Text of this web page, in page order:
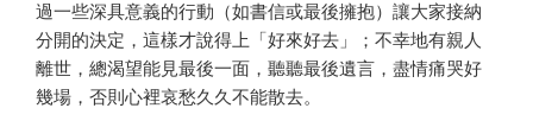
過一些深具意義的行動（如書信或最後擁抱）讓大家接納
分開的決定，這樣才說得上「好來好去」；不幸地有親人
離世，總渴望能見最後一面，聽聽最後遺言，盡情痛哭好
幾場，否則心裡哀愁久久不能散去。